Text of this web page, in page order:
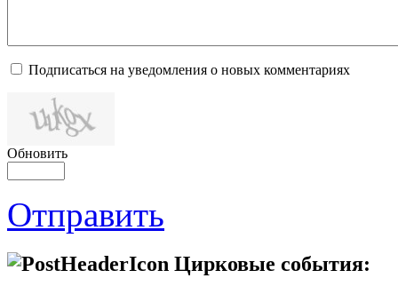
Подписаться на уведомления о новых комментариях
Обновить
Отправить
Цирковые события: